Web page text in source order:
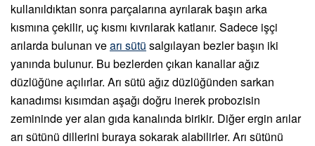
kullanıldıktan sonra parçalarına ayrılarak başın arka
kısmına çekilir, uç kısmı kıvrılarak katlanır. Sadece işçi
arılarda bulunan vearı sütü salgılayan bezler başın iki
yanında bulunur. Bu bezlerden çıkan kanallar ağız
düzlüğüne açılırlar. Arı sütü ağız düzlüğünden sarkan
kanadımsı kısımdan aşağı doğru inerek probozisin
zemininde yer alan gıda kanalında birikir. Diğer ergin arılar
arı sütünü dillerini buraya sokarak alabilirler. Arı sütünü